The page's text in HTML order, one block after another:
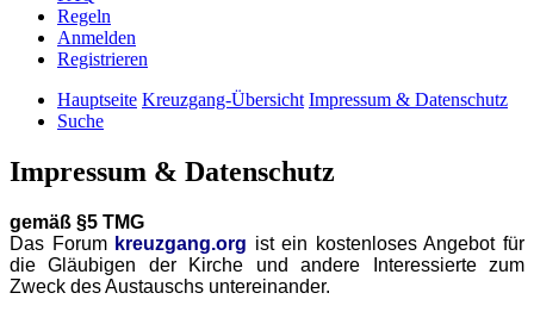
Regeln
Anmelden
Registrieren
Hauptseite Kreuzgang-Übersicht Impressum & Datenschutz
Suche
Impressum & Datenschutz
gemäß §5 TMG
Das Forum kreuzgang.org ist ein kostenloses Angebot für
die Gläubigen der Kirche und andere Interessierte zum
Zweck des Austauschs untereinander.